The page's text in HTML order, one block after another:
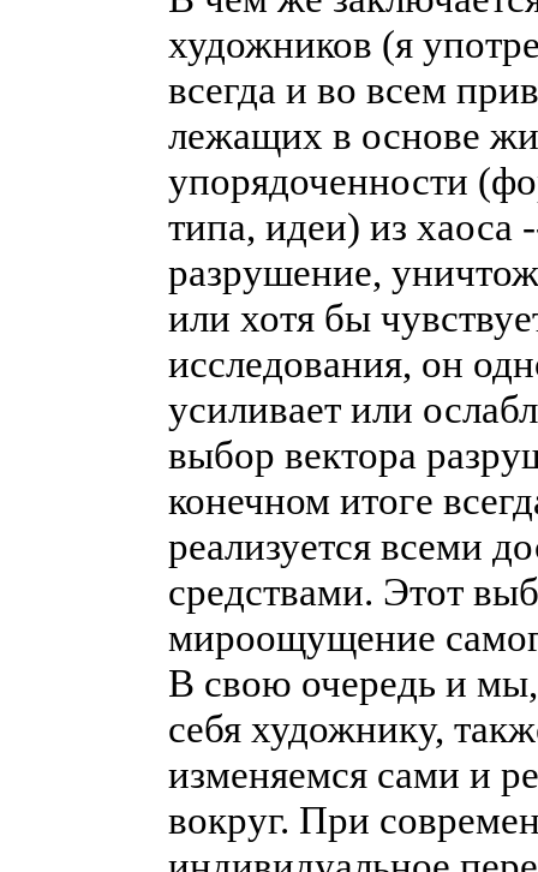
художников (я
всегда и во всем
лежащих в основе
упорядоченности
типа, идеи) из хаоса
разрушение,
или хотя бы
исследования, он
усиливает или
выбор вектора
конечном итоге
реализуется всеми
средствами. Этот
мироощущение
В свою очередь и
себя художнику,
изменяемся сами и
вокруг. При